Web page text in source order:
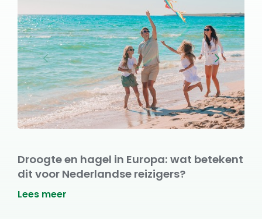
Droogte en hagel in Europa: wat betekent
dit voor Nederlandse reizigers?
Lees meer